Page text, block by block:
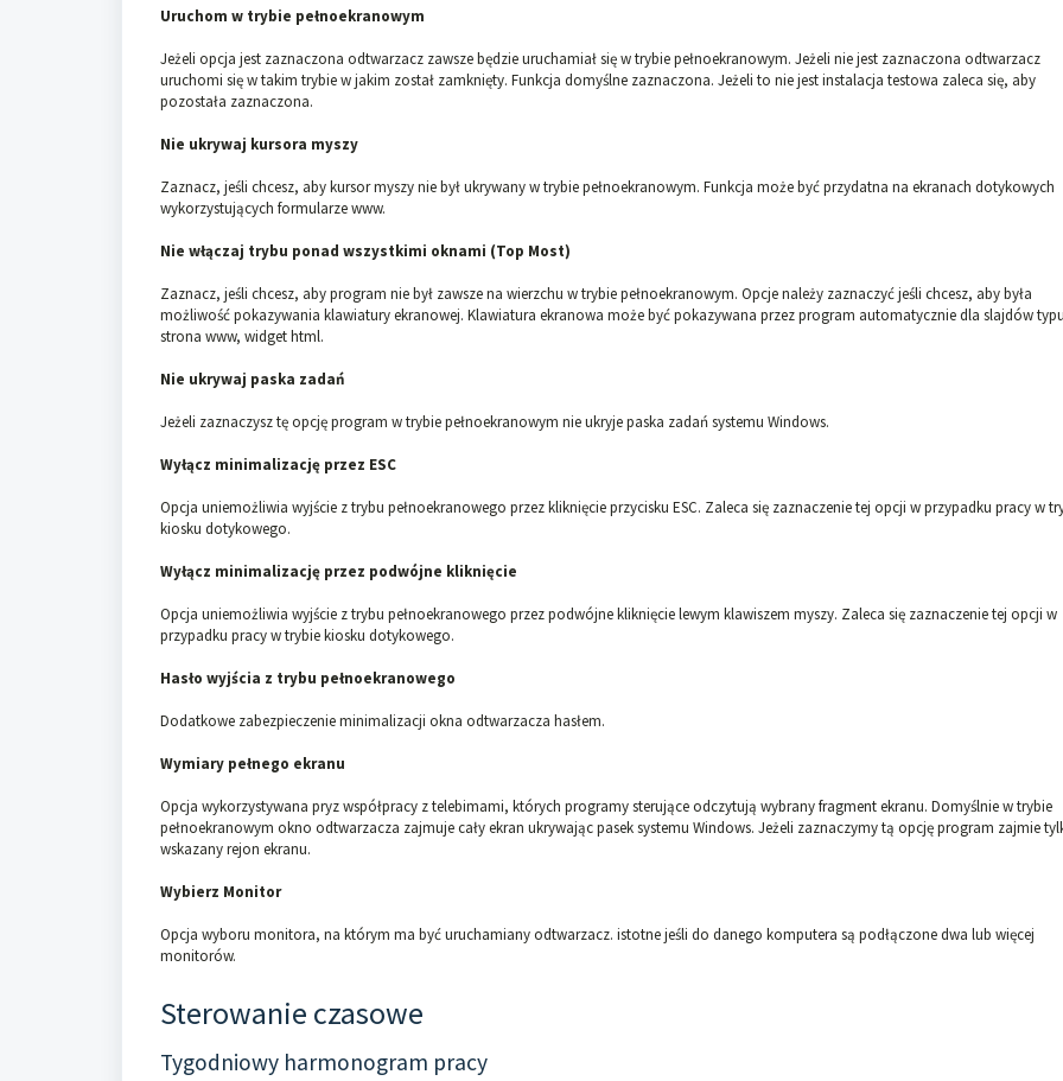
Uruchom w trybie pełnoekranowym
Jeżeli opcja jest zaznaczona odtwarzacz zawsze będzie uruchamiał się w trybie pełnoekranowym. Jeżeli nie jest zaznaczona odtwarzacz
uruchomi się w takim trybie w jakim został zamknięty. Funkcja domyślne zaznaczona. Jeżeli to nie jest instalacja testowa zaleca się, aby
pozostała zaznaczona.
Nie ukrywaj kursora myszy
Zaznacz, jeśli chcesz, aby kursor myszy nie był ukrywany w trybie pełnoekranowym. Funkcja może być przydatna na ekranach dotykowych
wykorzystujących formularze www.
Nie włączaj trybu ponad wszystkimi oknami (Top Most)
Zaznacz, jeśli chcesz, aby program nie był zawsze na wierzchu w trybie pełnoekranowym. Opcje należy zaznaczyć jeśli chcesz, aby była
możliwość pokazywania klawiatury ekranowej. Klawiatura ekranowa może być pokazywana przez program automatycznie dla slajdów
strona www, widget html.
Nie ukrywaj paska zadań
Jeżeli zaznaczysz tę opcję program w trybie pełnoekranowym nie ukryje paska zadań systemu Windows.
Wyłącz minimalizację przez ESC
Opcja uniemożliwia wyjście z trybu pełnoekranowego przez kliknięcie przycisku ESC. Zaleca się zaznaczenie tej opcji w przypadku pracy w
kiosku dotykowego.
Wyłącz minimalizację przez podwójne kliknięcie
Opcja uniemożliwia wyjście z trybu pełnoekranowego przez podwójne kliknięcie lewym klawiszem myszy. Zaleca się zaznaczenie tej opcji w
przypadku pracy w trybie kiosku dotykowego.
Hasło wyjścia z trybu pełnoekranowego
Dodatkowe zabezpieczenie minimalizacji okna odtwarzacza hasłem.
Wymiary pełnego ekranu
Opcja wykorzystywana pryz współpracy z telebimami, których programy sterujące odczytują wybrany fragment ekranu. Domyślnie w trybie
pełnoekranowym okno odtwarzacza zajmuje cały ekran ukrywając pasek systemu Windows. Jeżeli zaznaczymy tą opcję program zajmie
wskazany rejon ekranu.
Wybierz Monitor
Opcja wyboru monitora, na którym ma być uruchamiany odtwarzacz. istotne jeśli do danego komputera są podłączone dwa lub więcej
monitorów.
Sterowanie czasowe
Tygodniowy harmonogram pracy